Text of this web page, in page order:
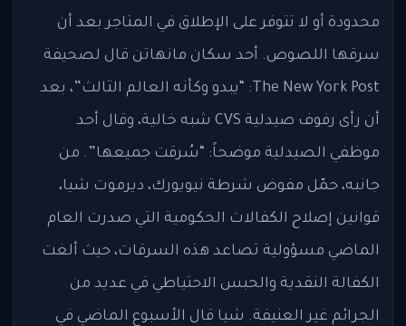
محدودة أو لا تتوفر على الإطلاق في المتاجر بعد أن
سرقها اللصوص. أحد سكان مانهاتن قال لصحيفة
The New York Post: “يبدو وكأنه العالم الثالث”، بعد
أن رأى رفوف صيدلية CVS شبه خالية، وقال أحد
موظفي الصيدلية موضحاً: “سُرقت جميعها”. من
جانبه، حمّل مفوض شرطة نيويورك، ديرموت شيا،
قوانين إصلاح الكفالات الحكومية التي صدرت العام
الماضي مسؤولية تصاعد هذه السرقات، حيث ألغت
الكفالة النقدية والحبس الاحتياطي في عديد من
الجرائم غير العنيفة. شيا قال الأسبوع الماضي في